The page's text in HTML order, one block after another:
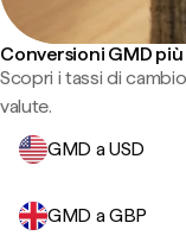
Conversioni GMD
Scopri i tassi di
valute.
GMD a USD
GMD a GBP